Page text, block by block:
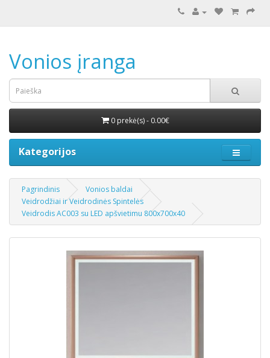
Vonios įranga
0 prekė(s) - 0.00€
Kategorijos
Pagrindinis
Vonios baldai
Veidrodžiai ir Veidrodinės Spintelės
Veidrodis AC003 su LED apšvietimu 800x700x40